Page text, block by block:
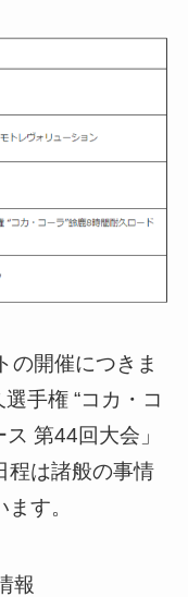
の開催につきま
手権 “コカ・コ
第44回大会」
程は諸般の事情
す。
報